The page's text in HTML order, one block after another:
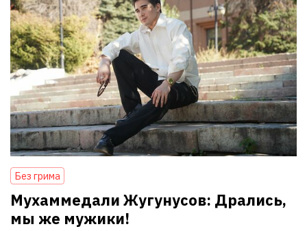
Без грима
Мухаммедали Жугунусов: Дрались,
мы же мужики!